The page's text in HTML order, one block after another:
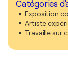
Catégories
Exposition
Artiste
Travaille sur